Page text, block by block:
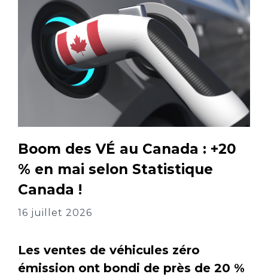
Boom des VÉ au Canada : +20
% en mai selon Statistique
Canada !
16 juillet 2026
Les ventes de véhicules zéro
émission ont bondi de près de 20 %